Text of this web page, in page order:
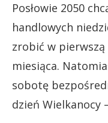
Posłowie 2050
handlowych
zrobić w
miesiąca.
sobotę
dzień Wielkanocy